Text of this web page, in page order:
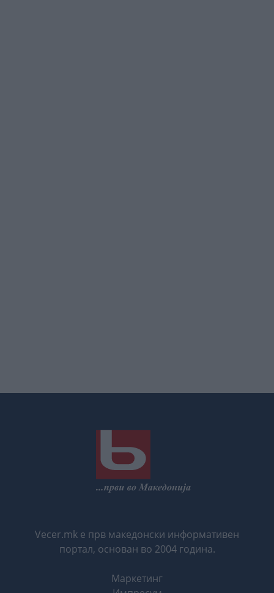
Vecer.mk е прв македонски информативен
портал, основан во 2004 година.
Маркетинг